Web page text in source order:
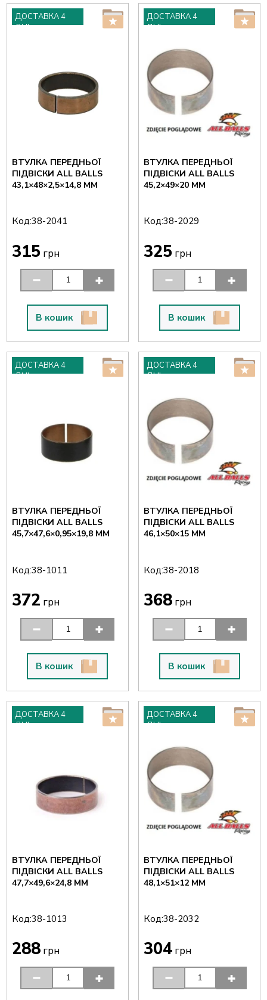
ДОСТАВКА 4
ДНІ
ВТУЛКА ПЕРЕДНЬОЇ
ПІДВІСКИ ALL BALLS
43,1×48×2,5×14,8 ММ
Код:38-2041
315 грн
В кошик
ДОСТАВКА 4
ДНІ
ВТУЛКА ПЕРЕДНЬОЇ
ПІДВІСКИ ALL BALLS
45,2×49×20 ММ
Код:38-2029
325 грн
В кошик
ДОСТАВКА 4
ДНІ
ВТУЛКА ПЕРЕДНЬОЇ
ПІДВІСКИ ALL BALLS
45,7×47,6×0,95×19,8 ММ
Код:38-1011
372 грн
В кошик
ДОСТАВКА 4
ДНІ
ВТУЛКА ПЕРЕДНЬОЇ
ПІДВІСКИ ALL BALLS
46,1×50×15 ММ
Код:38-2018
368 грн
В кошик
ДОСТАВКА 4
ДНІ
ВТУЛКА ПЕРЕДНЬОЇ
ПІДВІСКИ ALL BALLS
47,7×49,6×24,8 ММ
Код:38-1013
288грн
ДОСТАВКА 4
ДНІ
ВТУЛКА ПЕРЕДНЬОЇ
ПІДВІСКИ ALL BALLS
48,1×51×12 ММ
Код:38-2032
304 грн